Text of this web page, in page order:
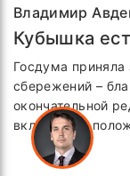
Владимир
Кубышка
Госдума
сбережений –
окончательной
вкладчиков